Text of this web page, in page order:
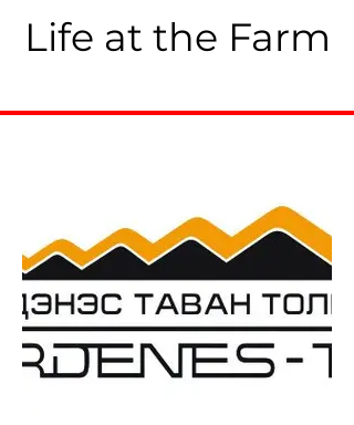
Life at the Farm